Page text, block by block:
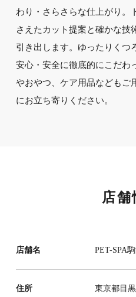
わり・さらさらな仕上がり。
さえたカット提案と確かな技
引き出します。ゆったりくつ
安心・安全に徹底的にこだわ
やおやつ、ケア用品などもご
にお立ち寄りください。
店舗
店舗名 PET-SPA
住所 東京都目